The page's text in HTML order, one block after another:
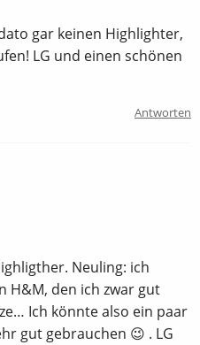
gar keinen Highlighter,
LG und einen schönen
Antworten
Neuling: ich
H&M, den ich zwar gut
Ich könnte also ein paar
gut gebrauchen 😉 . LG